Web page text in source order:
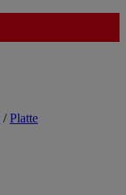
/ Platte